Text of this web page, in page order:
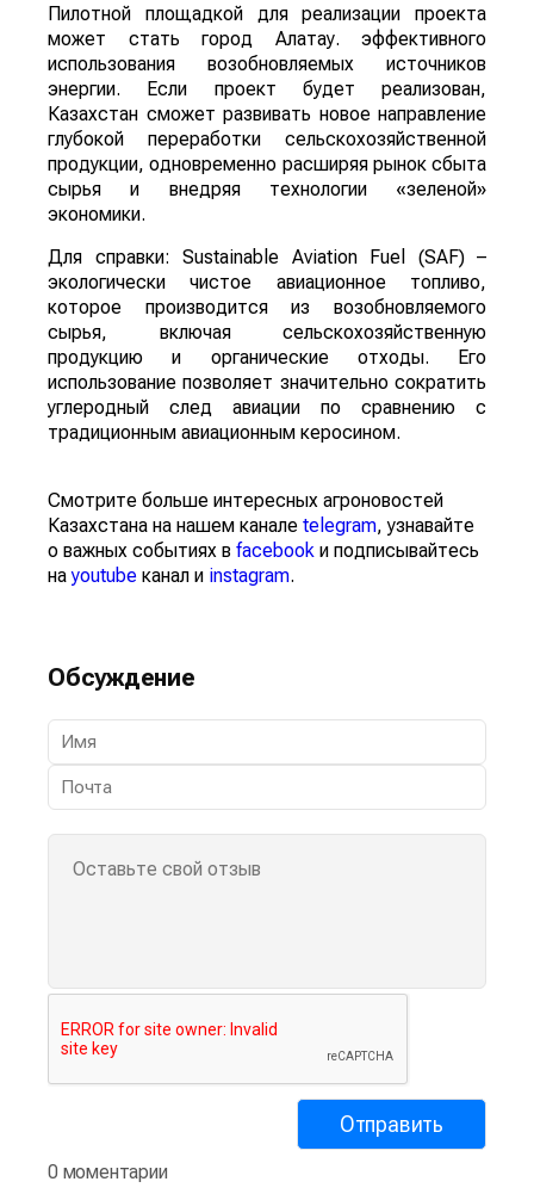
Пилотной площадкой для реализации проекта
может стать город Алатау. эффективного
использования возобновляемых источников
энергии. Если проект будет реализован,
Казахстан сможет развивать новое направление
глубокой переработки сельскохозяйственной
продукции, одновременно расширяя рынок сбыта
сырья и внедряя технологии «зеленой»
экономики.
Для справки: Sustainable Aviation Fuel (SAF) –
экологически чистое авиационное топливо,
которое производится из возобновляемого
сырья, включая сельскохозяйственную
продукцию и органические отходы. Его
использование позволяет значительно сократить
углеродный след авиации по сравнению с
традиционным авиационным керосином.
Смотрите больше интересных агроновостей
Казахстана на нашем канале telegram, узнавайте
о важных событиях в facebook и подписывайтесь
наyoutube канал и instagram.
Обсуждение
0 моментарии